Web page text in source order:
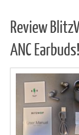
Review
ANC